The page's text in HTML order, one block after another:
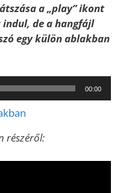
a „play” ikont
de a hangfájl
egy külön ablakban
00:00
részéről: